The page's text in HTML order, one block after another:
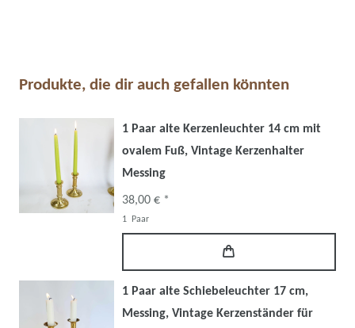
Produkte, die dir auch gefallen könnten
1 Paar alte Kerzenleuchter 14 cm mit
ovalem Fuß, Vintage Kerzenhalter
Messing
38,00 € *
1 Paar
1 Paar alte Schiebeleuchter 17 cm,
Messing, Vintage Kerzenständer für